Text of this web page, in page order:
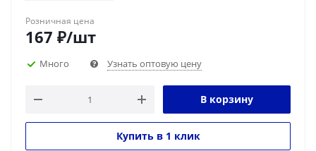
Розничная цена
167 ₽/шт
Много Узнать оптовую цену
В корзину
Купить в 1 клик